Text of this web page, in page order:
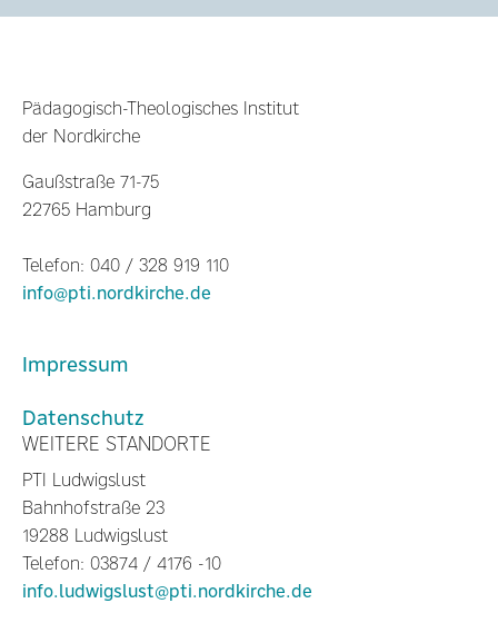
Pädagogisch-Theologisches Institut
der Nordkirche
Gaußstraße 71-75
22765 Hamburg
Telefon: 040 / 328 919 110
info@pti.nordkirche.de
Impressum
Datenschutz
WEITERE STANDORTE
PTI Ludwigslust
Bahnhofstraße 23
19288 Ludwigslust
Telefon: 03874 / 4176 -10
info.ludwigslust@pti.nordkirche.de